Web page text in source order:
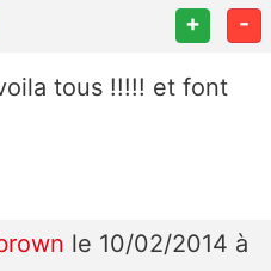
+ -
tous !!!!! et font
le 10/02/2014 à